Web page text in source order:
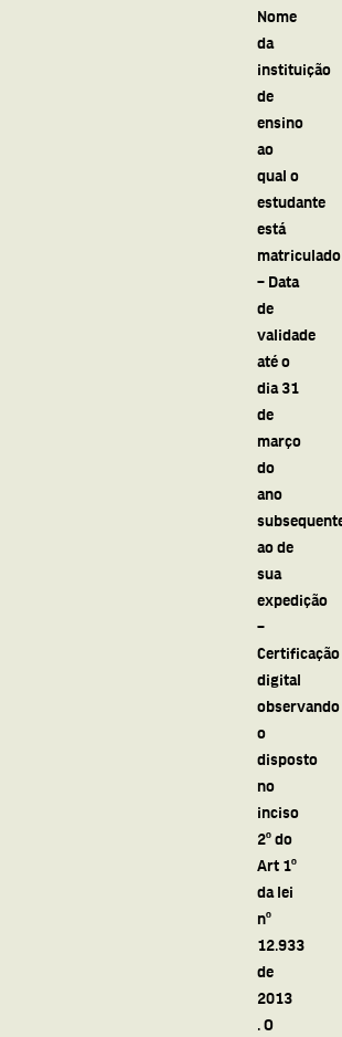
Nome
da
instituição
de
ensino
ao
qual o
estudante
está
matriculado
– Data
de
validade
até o
dia 31
de
março
do
ano
ao de
sua
expedição
–
Certificação
digital
observando
o
disposto
no
inciso
2º do
Art 1º
da lei
nº
12.933
de
2013
. O